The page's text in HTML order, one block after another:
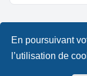
En poursuivant
l’utilisation de